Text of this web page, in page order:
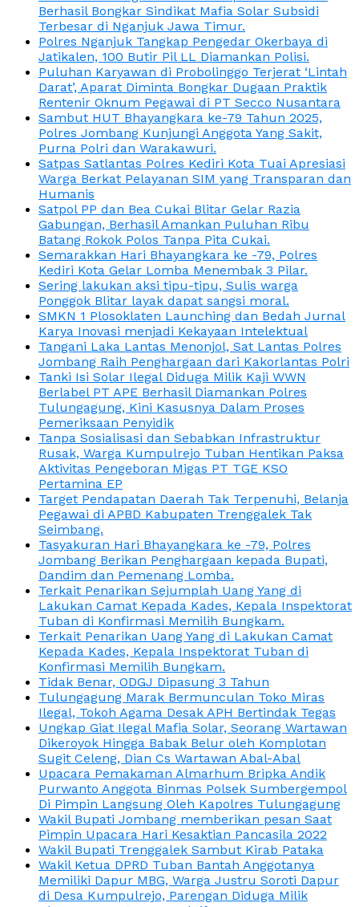
Berhasil Bongkar Sindikat Mafia Solar Subsidi
Terbesar di Nganjuk Jawa Timur.
Polres Nganjuk Tangkap Pengedar Okerbaya di
Jatikalen, 100 Butir Pil LL Diamankan Polisi.
Puluhan Karyawan di Probolinggo Terjerat ‘Lintah
Darat’, Aparat Diminta Bongkar Dugaan Praktik
Rentenir Oknum Pegawai di PT Secco Nusantara
Sambut HUT Bhayangkara ke-79 Tahun 2025,
Polres Jombang Kunjungi Anggota Yang Sakit,
Purna Polri dan Warakawuri.
Satpas Satlantas Polres Kediri Kota Tuai Apresiasi
Warga Berkat Pelayanan SIM yang Transparan dan
Humanis
Satpol PP dan Bea Cukai Blitar Gelar Razia
Gabungan, Berhasil Amankan Puluhan Ribu
Batang Rokok Polos Tanpa Pita Cukai.
Semarakkan Hari Bhayangkara ke -79, Polres
Kediri Kota Gelar Lomba Menembak 3 Pilar.
Sering lakukan aksi tipu-tipu, Sulis warga
Ponggok Blitar layak dapat sangsi moral.
SMKN 1 Plosoklaten Launching dan Bedah Jurnal
Karya Inovasi menjadi Kekayaan Intelektual
Tangani Laka Lantas Menonjol, Sat Lantas Polres
Jombang Raih Penghargaan dari Kakorlantas Polri
Tanki Isi Solar Ilegal Diduga Milik Kaji WWN
Berlabel PT APE Berhasil Diamankan Polres
Tulungagung, Kini Kasusnya Dalam Proses
Pemeriksaan Penyidik
Tanpa Sosialisasi dan Sebabkan Infrastruktur
Rusak, Warga Kumpulrejo Tuban Hentikan Paksa
Aktivitas Pengeboran Migas PT TGE KSO
Pertamina EP
Target Pendapatan Daerah Tak Terpenuhi, Belanja
Pegawai di APBD Kabupaten Trenggalek Tak
Seimbang.
Tasyakuran Hari Bhayangkara ke -79, Polres
Jombang Berikan Penghargaan kepada Bupati,
Dandim dan Pemenang Lomba.
Terkait Penarikan Sejumplah Uang Yang di
Lakukan Camat Kepada Kades, Kepala Inspektorat
Tuban di Konfirmasi Memilih Bungkam.
Terkait Penarikan Uang Yang di Lakukan Camat
Kepada Kades, Kepala Inspektorat Tuban di
Konfirmasi Memilih Bungkam.
Tidak Benar, ODGJ Dipasung 3 Tahun
Tulungagung Marak Bermunculan Toko Miras
Ilegal, Tokoh Agama Desak APH Bertindak Tegas
Ungkap Giat Ilegal Mafia Solar, Seorang Wartawan
Dikeroyok Hingga Babak Belur oleh Komplotan
Sugit Celeng, Dian Cs Wartawan Abal-Abal
Upacara Pemakaman Almarhum Bripka Andik
Purwanto Anggota Binmas Polsek Sumbergempol
Di Pimpin Langsung Oleh Kapolres Tulungagung
Wakil Bupati Jombang memberikan pesan Saat
Pimpin Upacara Hari Kesaktian Pancasila 2022
Wakil Bupati Trenggalek Sambut Kirab Pataka
Wakil Ketua DPRD Tuban Bantah Anggotanya
Memiliki Dapur MBG, Warga Justru Soroti Dapur
di Desa Kumpulrejo, Parengan Diduga Milik